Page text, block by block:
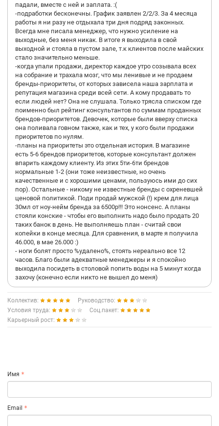
падали, вместе с ней и заплата. :(
-подработки бесконечны. График заявлен 2/2/3. За 4 месяца
работы я ни разу не отдыхала три дня подряд законных.
Всегда мне писала менеджер, что нужно усиление на
выходные, без меня никак. В итоге я выходила в свой
выходной и стояла в пустом зале, т.к клиентов после майских
стало значительно меньше.
-когда упали продажи, директор каждое утро созывала всех
на собрание и трахала мозг, что мы ленивые и не продаем
бренды-приоритеты, от которых зависела наша зарплата и
репутация магазина среди всей сети. А кому продавать то
если людей нет? Она не слушала. Только трясла списком где
поименно был рейтинг консультантов по суммам проданных
брендов-приоритетов. Девочек, которые были вверху списка
она поливала говном также, как и тех, у кого были продажи
приоритетов по нулям.
-планы на приоритеты это отдельная история. В магазине
есть 5-6 брендов приоритетов, которые консультант должен
впарить каждому клиенту. Из этих 5ти-6ти брендов
нормальные 1-2 (они тоже неизвестные, но очень
качественные и с хорошими ценами, пользуюсь ими до сих
пор). Остальные - никому не известные бренды с охреневшей
ценовой политикой. Поди продай мужской (!) крем для лица
30мл от ноу-нейм бренда за 6500р!!! Это нонсенс. А планы
стояли конские - чтобы его выполнить надо было продать 20
таких банок в день. Не выполняешь план - считай свои
копейки в конце месяца. Для сравнения, в марте я получила
46.000, в мае 26.000 :)
- ноги болят просто %удалено%, стоять нереально все 12
часов. Благо были адекватные менеджеры и я спокойно
выходила посидеть в столовой попить воды на 5 минут когда
захочу (конечно если никто не вышел до меня)
Коллектив:
Руководство:
Условия труда:
Соц.пакет:
Карьерный рост:
Имя
Email